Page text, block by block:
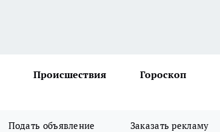
Происшествия Гороскоп
Подать объявление Заказать рекламу